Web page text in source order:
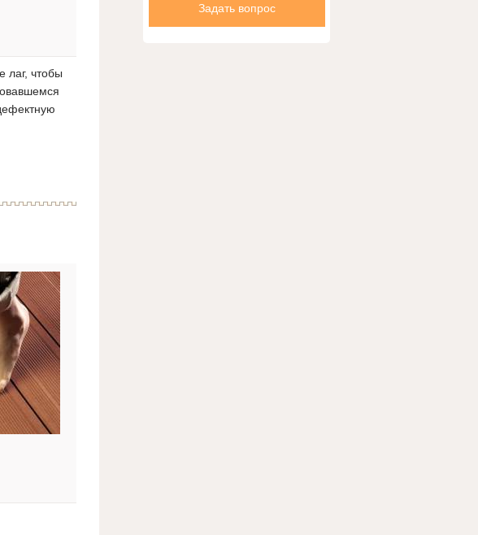
лаг, чтобы
Задать вопрос